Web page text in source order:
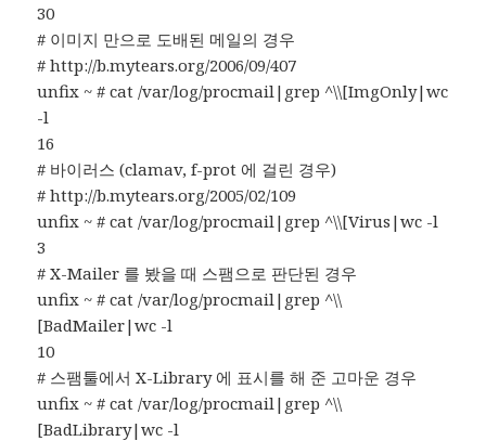
30
# 이미지 만으로 도배된 메일의 경우
# http://b.mytears.org/2006/09/407
unfix ~ # cat /var/log/procmail|grep ^\\[ImgOnly|wc
-l
16
# 바이러스 (clamav, f-prot 에 걸린 경우)
# http://b.mytears.org/2005/02/109
unfix ~ # cat /var/log/procmail|grep ^\\[Virus|wc -l
3
# X-Mailer 를 봤을 때 스팸으로 판단된 경우
unfix ~ # cat /var/log/procmail|grep ^\\
[BadMailer|wc -l
10
# 스팸툴에서 X-Library 에 표시를 해 준 고마운 경우
unfix ~ # cat /var/log/procmail|grep ^\\
[BadLibrary|wc -l